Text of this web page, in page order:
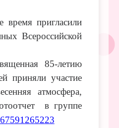
пригласили
Всероссийской
85-летию
приняли участие
атмосфера,
в группе